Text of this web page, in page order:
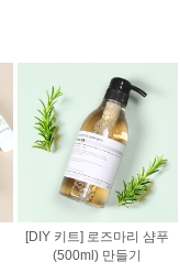
[DIY 키트] 로즈마리 샴푸
(500ml) 만들기